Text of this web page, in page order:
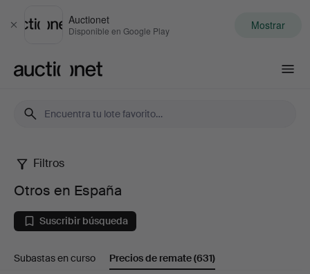
Cerrar
Auctionet
Disponible en Google Play Mostrar
Otros
en
España
Filtros
Otros en España
Suscribir búsqueda
Subastas en curso Precios de remate(631)